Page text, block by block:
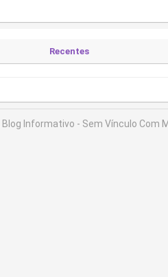
Recentes
Blog Informativo - Sem Vínculo Com